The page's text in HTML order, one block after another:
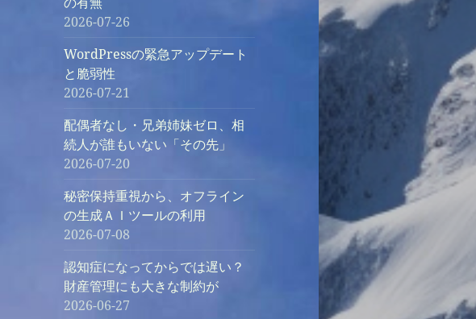
2026-07-26
WordPressの緊急アップデート
と脆弱性
2026-07-21
配偶者なし・兄弟姉妹ゼロ、相
続人が誰もいない「その先」
2026-07-20
秘密保持重視から、オフライン
の生成ＡＩツールの利用
2026-07-08
認知症になってからでは遅い？
財産管理にも大きな制約が
2026-06-27